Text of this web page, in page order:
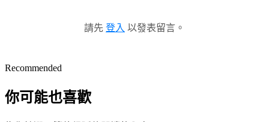
請先 登入 以發表留言。
Recommended
你可能也喜歡